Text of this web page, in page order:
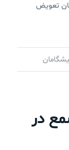
تعویض
در